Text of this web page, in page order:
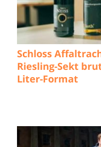
Schloss
Riesling-Sekt
Liter-Format